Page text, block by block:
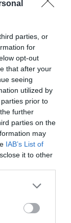
parties, or
for
opt-out
that after your
seeing
utilized by
prior to
further
parties on the
may
IAB’s List of
it to other
δειλίας και